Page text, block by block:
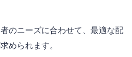
のニーズに合わせて、最適な配
められます。